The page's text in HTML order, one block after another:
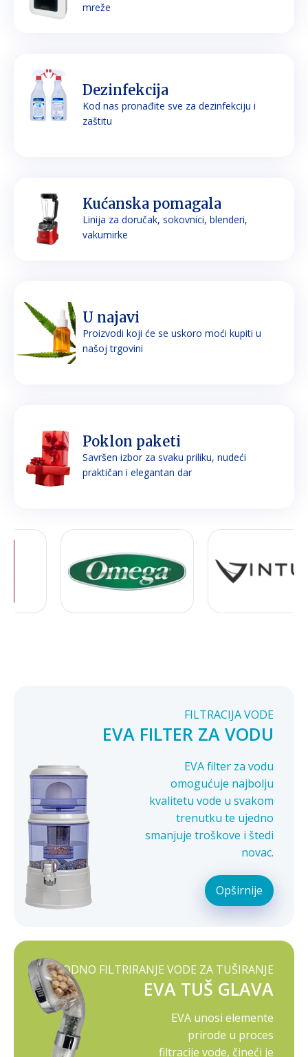
mreže
Dezinfekcija
Kod nas pronađite sve za dezinfekciju i
zaštitu
Kućanska pomagala
Linija za doručak, sokovnici, blenderi,
vakumirke
U najavi
Proizvodi koji će se uskoro moći kupiti u
našoj trgovini
Poklon paketi
Savršen izbor za svaku priliku, nudeći
praktičan i elegantan dar
FILTRACIJA VODE
EVA FILTER ZA VODU
EVA filter za vodu
omogućuje najbolju
kvalitetu vode u svakom
trenutku te ujedno
smanjuje troškove i štedi
novac.
Opširnije
PRIRODNO FILTRIRANJE VODE ZA TUŠIRANJE
EVA TUŠ GLAVA
EVA unosi elemente
prirode u proces
filtracije vode, čineći je